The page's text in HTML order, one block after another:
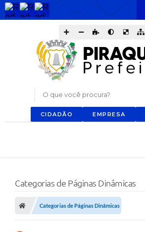
O que você procura?
CIDADÃO EMPRESA
Categorias de Páginas Dinâmicas
Categorias de Páginas Dinâmicas